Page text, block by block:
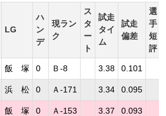
LG
ハ
ン
デ
現ラン
ク
ス
タ
ー
ト
試走
タイ
ム
試走
偏差
選
手
短
評
飯 塚 0 Ｂ-8 3.38 0.101
浜 松 0 Ａ-171 3.34 0.095
飯 塚 0 Ａ-153 3.37 0.093